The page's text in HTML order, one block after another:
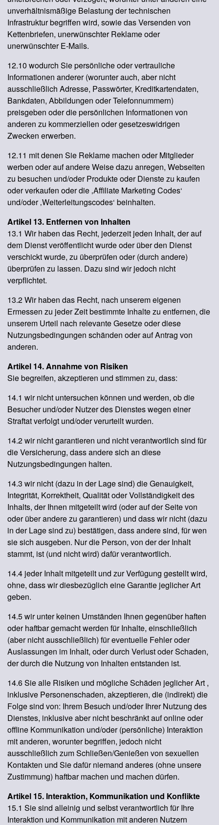
unverhältnismäßige Belastung der technischen
Infrastruktur begriffen wird, sowie das Versenden von
Kettenbriefen, unerwünschter Reklame oder
unerwünschter E-Mails.
12.10 wodurch Sie persönliche oder vertrauliche
Informationen anderer (worunter auch, aber nicht
ausschließlich Adresse, Passwörter, Kreditkartendaten,
Bankdaten, Abbildungen oder Telefonnummern)
preisgeben oder die persönlichen Informationen von
anderen zu kommerziellen oder gesetzeswidrigen
Zwecken erwerben.
12.11 mit denen Sie Reklame machen oder Mitglieder
werben oder auf andere Weise dazu anregen, Webseiten
zu besuchen und/oder Produkte oder Dienste zu kaufen
oder verkaufen oder die ‚Affiliate Marketing Codes‘
und/oder ‚Weiterleitungscodes‘ beinhalten.
Artikel 13. Entfernen von Inhalten
13.1 Wir haben das Recht, jederzeit jeden Inhalt, der auf
dem Dienst veröffentlicht wurde oder über den Dienst
verschickt wurde, zu überprüfen oder (durch andere)
überprüfen zu lassen. Dazu sind wir jedoch nicht
verpflichtet.
13.2 Wir haben das Recht, nach unserem eigenen
Ermessen zu jeder Zeit bestimmte Inhalte zu entfernen, die
unserem Urteil nach relevante Gesetze oder diese
Nutzungsbedingungen schänden oder auf Antrag von
anderen.
Artikel 14. Annahme von Risiken
Sie begreifen, akzeptieren und stimmen zu, dass:
14.1 wir nicht untersuchen können und werden, ob die
Besucher und/oder Nutzer des Dienstes wegen einer
Straftat verfolgt und/oder verurteilt wurden.
14.2 wir nicht garantieren und nicht verantwortlich sind für
die Versicherung, dass andere sich an diese
Nutzungsbedingungen halten.
14.3 wir nicht (dazu in der Lage sind) die Genauigkeit,
Integrität, Korrektheit, Qualität oder Vollständigkeit des
Inhalts, der Ihnen mitgeteilt wird (oder auf der Seite von
oder über andere zu garantieren) und dass wir nicht (dazu
in der Lage sind zu) bestätigen, dass andere sind, für wen
sie sich ausgeben. Nur die Person, von der der Inhalt
stammt, ist (und nicht wird) dafür verantwortlich.
14.4 jeder Inhalt mitgeteilt und zur Verfügung gestellt wird,
ohne, dass wir diesbezüglich eine Garantie jeglicher Art
geben.
14.5 wir unter keinen Umständen Ihnen gegenüber haften
oder haftbar gemacht werden für Inhalte, einschließlich
(aber nicht ausschließlich) für eventuelle Fehler oder
Auslassungen im Inhalt, oder durch Verlust oder Schaden,
der durch die Nutzung von Inhalten entstanden ist.
14.6 Sie alle Risiken und mögliche Schäden jeglicher Art ,
inklusive Personenschaden, akzeptieren, die (indirekt) die
Folge sind von: Ihrem Besuch und/oder Ihrer Nutzung des
Dienstes, inklusive aber nicht beschränkt auf online oder
offline Kommunikation und/oder (persönliche) Interaktion
mit anderen, worunter begriffen, jedoch nicht
ausschließlich zum Schließen/Genießen von sexuellen
Kontakten und Sie dafür niemand anderes (ohne unsere
Zustimmung) haftbar machen und machen dürfen.
Artikel 15. Interaktion, Kommunikation und Konflikte
15.1 Sie sind alleinig und selbst verantwortlich für Ihre
Interaktion und Kommunikation mit anderen Nutzern